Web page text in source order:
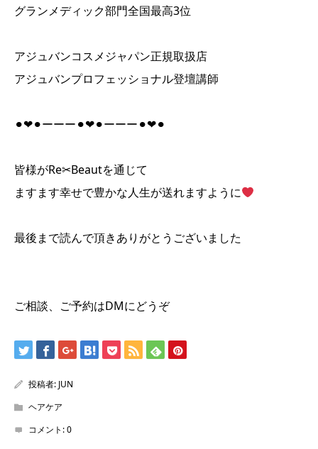
グランメディック部門全国最高3位
アジュバンコスメジャパン正規取扱店
アジュバンプロフェッショナル登壇講師
⚫︎❤︎⚫︎ーーー⚫︎❤︎⚫︎ーーー⚫︎❤︎⚫︎
皆様がRe✂︎Beautを通じて
ますます幸せで豊かな人生が送れますように
最後まで読んで頂きありがとうございました
ご相談、ご予約はDMにどうぞ
投稿者: JUN
ヘアケア
コメント:0